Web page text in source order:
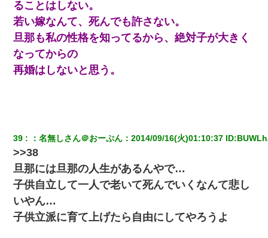
ることはしない。
若い嫁なんて、死んでも許さない。
旦那も私の性格を知ってるから、絶対子が大きく
なってからの
再婚はしないと思う。
39 ：名無しさん＠おーぷん ：2014/09/16(火)01:10:37 ID:
>>38
旦那には旦那の人生があるんやで…
子供自立して一人で老いて死んでいくなんて悲し
いやん…
子供立派に育て上げたら自由にしてやろうよ